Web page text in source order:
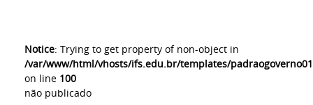
Notice: Trying to get property of non-object in
/var/www/html/vhosts/ifs.edu.br/templates/
on line 100
não publicado